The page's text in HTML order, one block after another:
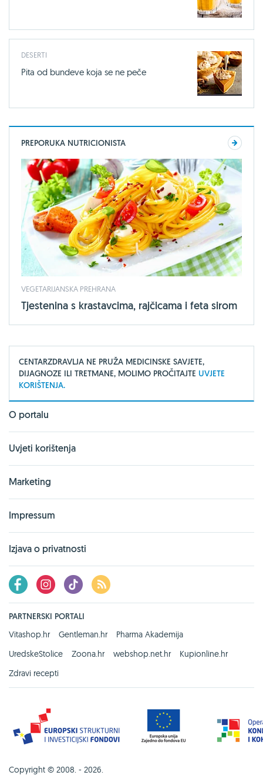
DESERTI
Pita od bundeve koja se ne peče
PREPORUKA NUTRICIONISTA
VEGETARIJANSKA PREHRANA
Tjestenina s krastavcima, rajčicama i feta sirom
CENTARZDRAVLJA NE PRUŽA MEDICINSKE SAVJETE,
DIJAGNOZE ILI TRETMANE, MOLIMO PROČITAJTE UVJETE
KORIŠTENJA.
O portalu
Uvjeti korištenja
Marketing
Impressum
Izjava o privatnosti
PARTNERSKI PORTALI
Vitashop.hr
Gentleman.hr
Pharma Akademija
UredskeStolice
Zoona.hr webshop.net.hr
Kupionline.hr
Zdravi recepti
Copyright © 2008. - 2026.